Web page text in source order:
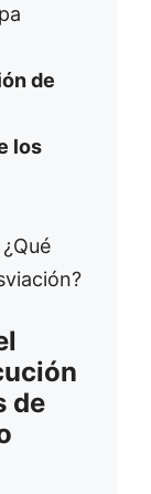
de
los
¿Qué
de